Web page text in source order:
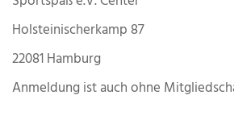
Holsteinischerkamp 87
22081 Hamburg​
Anmeldung ist auch ohne